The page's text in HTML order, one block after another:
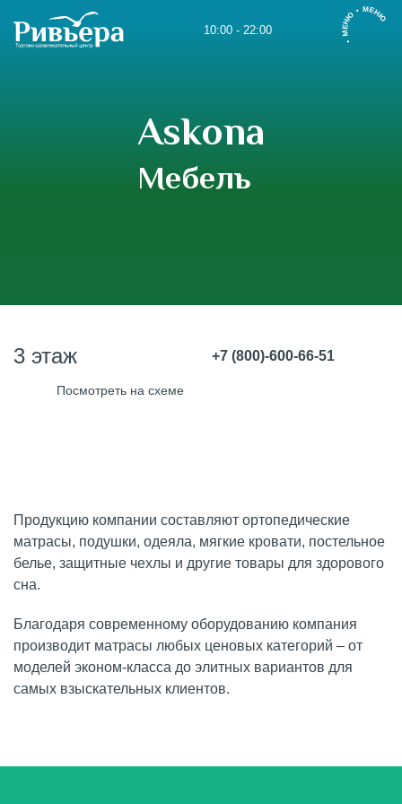
10:00 - 22:00 • МЕНЮ • МЕНЮ
Askona
Мебель
3 этаж
Посмотреть на схеме
+7 (800)-600-66-51
Продукцию компании составляют ортопедические
матрасы, подушки, одеяла, мягкие кровати, постельное
белье, защитные чехлы и другие товары для здорового
сна.
Благодаря современному оборудованию компания
производит матрасы любых ценовых категорий – от
моделей эконом-класса до элитных вариантов для
самых взыскательных клиентов.